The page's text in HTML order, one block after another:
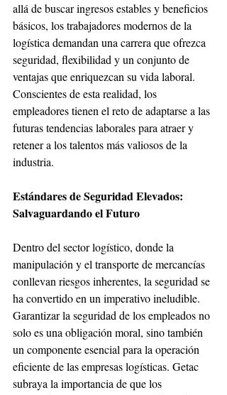
allá de buscar ingresos estables y beneficios
básicos, los trabajadores modernos de la
logística demandan una carrera que ofrezca
seguridad, flexibilidad y un conjunto de
ventajas que enriquezcan su vida laboral.
Conscientes de esta realidad, los
empleadores tienen el reto de adaptarse a las
futuras tendencias laborales para atraer y
retener a los talentos más valiosos de la
industria.
Estándares de Seguridad Elevados:
Salvaguardando el Futuro
Dentro del sector logístico, donde la
manipulación y el transporte de mercancías
conllevan riesgos inherentes, la seguridad se
ha convertido en un imperativo ineludible.
Garantizar la seguridad de los empleados no
solo es una obligación moral, sino también
un componente esencial para la operación
eficiente de las empresas logísticas. Getac
subraya la importancia de que los